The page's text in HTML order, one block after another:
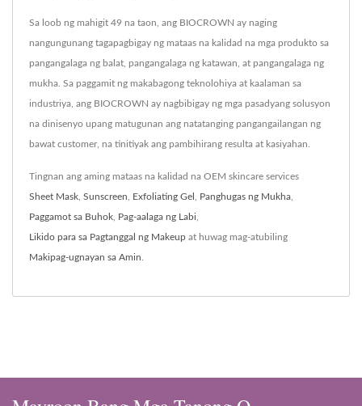
Sa loob ng mahigit 49 na taon, ang BIOCROWN ay naging
nangungunang tagapagbigay ng mataas na kalidad na mga produkto sa
pangangalaga ng balat, pangangalaga ng katawan, at pangangalaga ng
mukha. Sa paggamit ng makabagong teknolohiya at kaalaman sa
industriya, ang BIOCROWN ay nagbibigay ng mga pasadyang solusyon
na dinisenyo upang matugunan ang natatanging pangangailangan ng
bawat customer, na tinitiyak ang pambihirang resulta at kasiyahan.
Tingnan ang aming mataas na kalidad na OEM skincare services
Sheet Mask Sunscreen Exfoliating Gel Panghugas ng Mukha
Paggamot sa Buhok Pag-aalaga ng Labi
Likido para sa Pagtanggal ng Makeup at huwag mag-atubiling
Makipag-ugnayan sa Amin